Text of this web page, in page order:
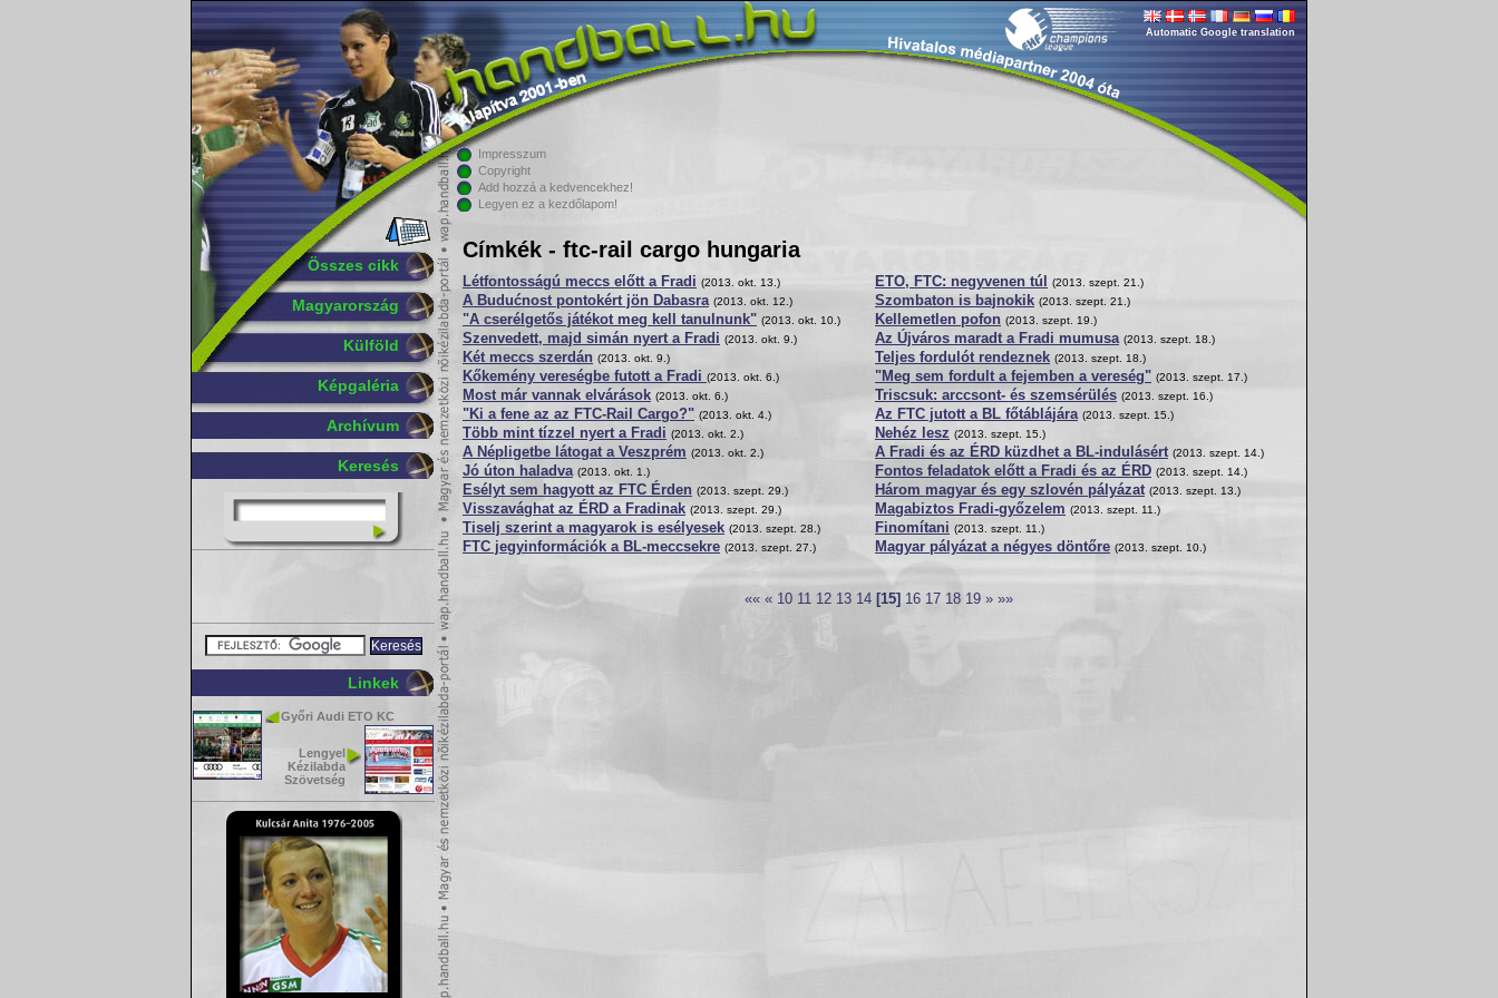
Összes cikk
Magyarország
Külföld
Képgaléria
Archívum
Keresés
Linkek
Győri Audi ETO KC
Lengyel
Kézilabda
Szövetség
Automatic Google translation
Impresszum
Copyright
Add hozzá a kedvencekhez!
Legyen ez a kezdőlapom!
Címkék - ftc-rail cargo hungaria
Létfontosságú meccs előtt a Fradi (2013. okt. 13.)
A Budućnost pontokért jön Dabasra (2013. okt. 12.)
"A cserélgetős játékot meg kell tanulnunk" (2013. okt. 10.)
Szenvedett, majd simán nyert a Fradi (2013. okt. 9.)
Két meccs szerdán (2013. okt. 9.)
Kőkemény vereségbe futott a Fradi (2013. okt. 6.)
Most már vannak elvárások (2013. okt. 6.)
"Ki a fene az az FTC-Rail Cargo?" (2013. okt. 4.)
Több mint tízzel nyert a Fradi (2013. okt. 2.)
A Népligetbe látogat a Veszprém (2013. okt. 2.)
Jó úton haladva (2013. okt. 1.)
Esélyt sem hagyott az FTC Érden (2013. szept. 29.)
Visszavághat az ÉRD a Fradinak (2013. szept. 29.)
Tiselj szerint a magyarok is esélyesek (2013. szept. 28.)
FTC jegyinformációk a BL-meccsekre (2013. szept. 27.)
ETO, FTC: negyvenen túl (2013. szept. 21.)
Szombaton is bajnokik (2013. szept. 21.)
Kellemetlen pofon (2013. szept. 19.)
Az Újváros maradt a Fradi mumusa (2013. szept. 18.)
Teljes fordulót rendeznek (2013. szept. 18.)
"Meg sem fordult a fejemben a vereség" (2013. szept. 17.)
Triscsuk: arccsont- és szemsérülés (2013. szept. 16.)
Az FTC jutott a BL főtáblájára (2013. szept. 15.)
Nehéz lesz (2013. szept. 15.)
A Fradi és az ÉRD küzdhet a BL-indulásért (2013. szept. 14.)
Fontos feladatok előtt a Fradi és az ÉRD (2013. szept. 14.)
Három magyar és egy szlovén pályázat (2013. szept. 13.)
Magabiztos Fradi-győzelem (2013. szept. 11.)
Finomítani (2013. szept. 11.)
Magyar pályázat a négyes döntőre (2013. szept. 10.)
«« « 10 11 12 13 14 [15] 16 17 18 19 » »»